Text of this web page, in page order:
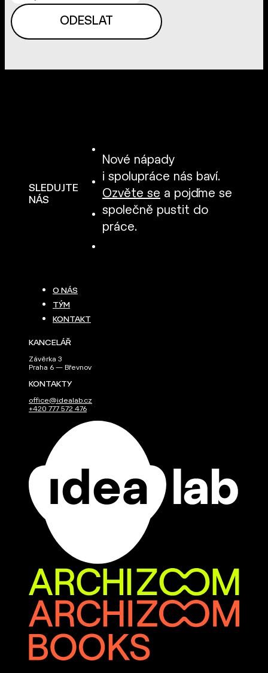
SLEDUJTE
NÁS
Nové nápady
i spolupráce nás baví.
Ozvěte se a pojďme se
společně pustit do
práce.
O NÁS
TÝM
KONTAKT
KANCELÁŘ
Závěrka 3
Praha 6 — Břevnov
KONTAKTY
office@idealab.cz
+420 777 572 476